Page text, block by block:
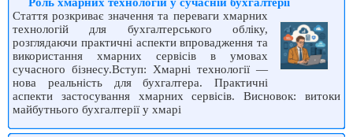
Роль хмарних технологій у сучасній бухгалтерії
Стаття розкриває значення та переваги хмарних
технологій для бухгалтерського обліку,
розглядаючи практичні аспекти впровадження та
використання хмарних сервісів в умовах
сучасного бізнесу.Вступ: Хмарні технології —
нова реальність для бухгалтера. Практичні
аспекти застосування хмарних сервісів. Висновок: витоки
майбутнього бухгалтерії у хмарі